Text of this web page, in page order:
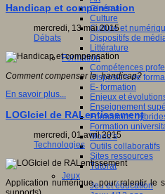
Cinéma
Culture
Culture et
Dispositifs de
Littérature
Formation
Compétences
Dispositifs de
E- formation
Enjeux et
Enseignement
Formations
Formation
Mooc’s
Outils collaboratifs
Sites ressources
Tutorat
Jeux
Jeu et éducation
Handicap et compensation
mercredi, 13 mai 2015
Débats
Comment compenser le handicap?
En savoir plus...
LOGIciel de RALentissement
mercredi, 01 avril 2015
Technologies
Application numérique, pour ralentir le